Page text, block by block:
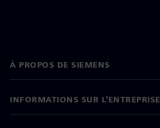
À PROPOS DE SIEMENS
INFORMATIONS SUR L'ENTREPRISE